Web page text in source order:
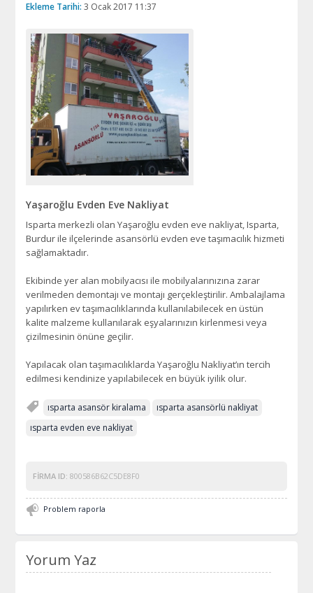
Ekleme Tarihi: 3 Ocak 2017 11:37
Yaşaroğlu Evden Eve Nakliyat
Isparta merkezli olan Yaşaroğlu evden eve nakliyat, Isparta,
Burdur ile ilçelerinde asansörlü evden eve taşımacılık hizmeti
sağlamaktadır.
Ekibinde yer alan mobilyacısı ile mobilyalarınızına zarar
verilmeden demontajı ve montajı gerçekleştirilir. Ambalajlama
yapılırken ev taşımacılıklarında kullanılabilecek en üstün
kalite malzeme kullanılarak eşyalarınızın kirlenmesi veya
çizilmesinin önüne geçilir.
Yapılacak olan taşımacılıklarda Yaşaroğlu Nakliyat’ın tercih
edilmesi kendinize yapılabilecek en büyük iyilik olur.
ısparta asansör kiralama
ısparta asansörlü nakliyat
ısparta evden eve nakliyat
FIRMA ID: 800586B62C5DE8F0
Problem raporla
Yorum Yaz